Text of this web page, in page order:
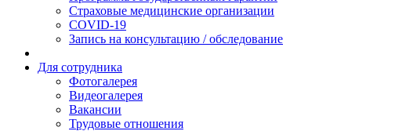
Страховые медицинские организации
COVID-19
Запись на консультацию / обследование
Для сотрудника
Фотогалерея
Видеогалерея
Вакансии
Трудовые отношения